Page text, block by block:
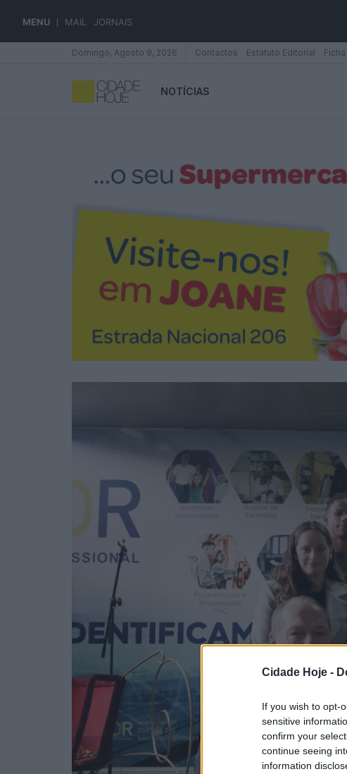
Cidade Hoje -
If you wish to opt-
sensitive
confirm your
continue seeing
information
MENU MAIL JORNAIS
Domingo, Agosto 9, 2026 Contactos Estatuto Editorial
NOTÍCIAS